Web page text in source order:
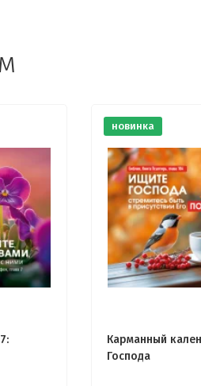
новинка
Карманный
Господа